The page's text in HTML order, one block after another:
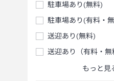
駐車場あり(無料)
駐車場あり(有料・
送迎あり(無料)
送迎あり（有料・無
もっと見